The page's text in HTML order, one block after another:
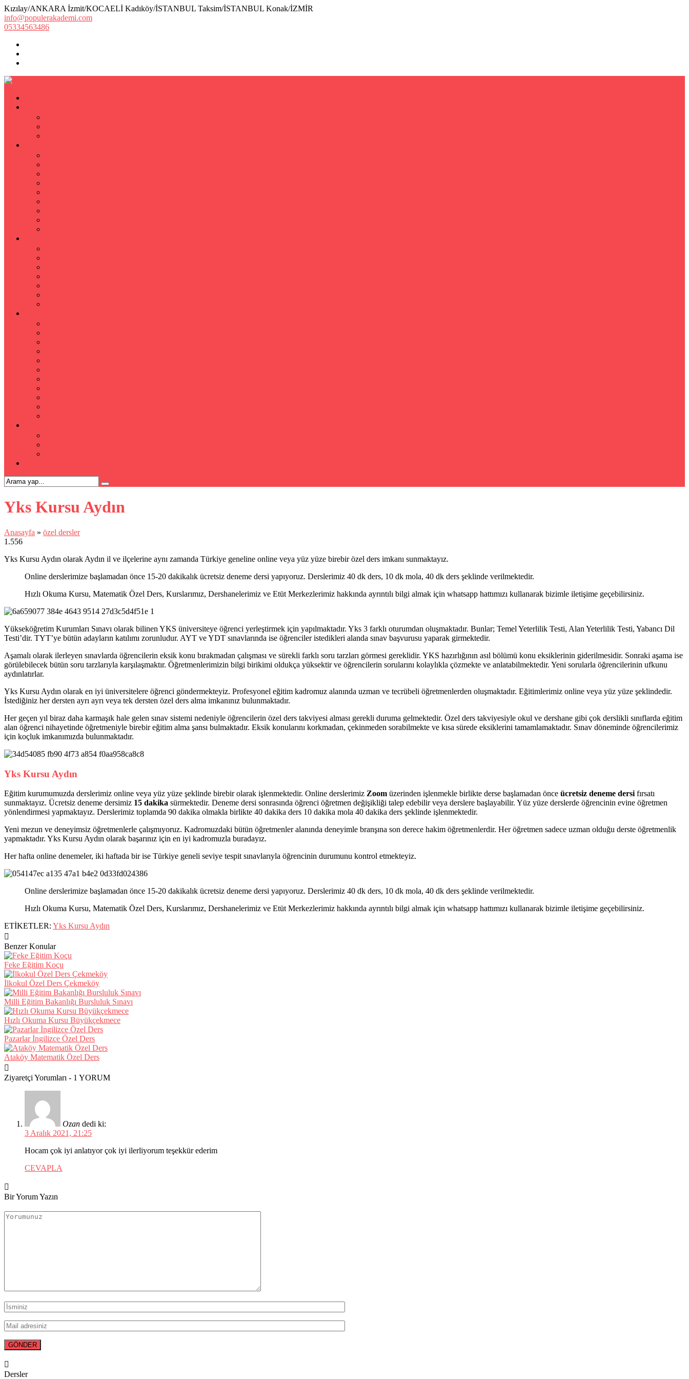
Kızılay/ANKARA İzmit/KOCAELİ Kadıköy/İSTANBUL Taksim/İSTANBUL Konak/İZMİR
info@populerakademi.com
05334563486
Yks Kursu Aydın
Anasayfa » özel dersler
1.556
Yks Kursu Aydın olarak Aydın il ve ilçelerine aynı zamanda Türkiye geneline online veya yüz yüze birebir özel ders imkanı sunmaktayız.
Online derslerimize başlamadan önce 15-20 dakikalık ücretsiz deneme dersi yapıyoruz. Derslerimiz 40 dk ders, 10 dk mola, 40 dk ders şeklinde verilmektedir.
Hızlı Okuma Kursu, Matematik Özel Ders, Kurslarımız, Dershanelerimiz ve Etüt Merkezlerimiz hakkında ayrıntılı bilgi almak için whatsapp hattımızı kullanarak bizimle iletişime geçebilirsiniz.
Yükseköğretim Kurumları Sınavı olarak bilinen YKS üniversiteye öğrenci yerleştirmek için yapılmaktadır. Yks 3 farklı oturumdan oluşmaktadır. Bunlar; Temel Yeterlilik Testi, Alan Yeterlilik Testi, Yabancı Dil
Testi’dir. TYT’ye bütün adayların katılımı zorunludur. AYT ve YDT sınavlarında ise öğrenciler istedikleri alanda sınav başvurusu yaparak girmektedir.
Aşamalı olarak ilerleyen sınavlarda öğrencilerin eksik konu bırakmadan çalışması ve sürekli farklı soru tarzları görmesi gereklidir. YKS hazırlığının asıl bölümü konu eksiklerinin giderilmesidir. Sonraki aşama ise
görülebilecek bütün soru tarzlarıyla karşılaşmaktır. Öğretmenlerimizin bilgi birikimi oldukça yüksektir ve öğrencilerin sorularını kolaylıkla çözmekte ve anlatabilmektedir. Yeni sorularla öğrencilerinin ufkunu
aydınlatırlar.
Yks Kursu Aydın olarak en iyi üniversitelere öğrenci göndermekteyiz. Profesyonel eğitim kadromuz alanında uzman ve tecrübeli öğretmenlerden oluşmaktadır. Eğitimlerimiz online veya yüz yüze şeklindedir.
İstediğiniz her dersten ayrı ayrı veya tek dersten özel ders alma imkanınız bulunmaktadır.
Her geçen yıl biraz daha karmaşık hale gelen sınav sistemi nedeniyle öğrencilerin özel ders takviyesi alması gerekli duruma gelmektedir. Özel ders takviyesiyle okul ve dershane gibi çok derslikli sınıflarda eğitim
alan öğrenci nihayetinde öğretmeniyle birebir eğitim alma şansı bulmaktadır. Eksik konularını korkmadan, çekinmeden sorabilmekte ve kısa sürede eksiklerini tamamlamaktadır. Sınav döneminde öğrencilerimiz
için koçluk imkanımızda bulunmaktadır.
Yks Kursu Aydın
Eğitim kurumumuzda derslerimiz online veya yüz yüze şeklinde birebir olarak işlenmektedir. Online derslerimiz Zoom üzerinden işlenmekle birlikte derse başlamadan önce ücretsiz deneme dersi fırsatı
sunmaktayız. Ücretsiz deneme dersimiz 15 dakika sürmektedir. Deneme dersi sonrasında öğrenci öğretmen değişikliği talep edebilir veya derslere başlayabilir. Yüz yüze derslerde öğrencinin evine öğretmen
yönlendirmesi yapmaktayız. Derslerimiz toplamda 90 dakika olmakla birlikte 40 dakika ders 10 dakika mola 40 dakika ders şeklinde işlenmektedir.
Yeni mezun ve deneyimsiz öğretmenlerle çalışmıyoruz. Kadromuzdaki bütün öğretmenler alanında deneyimle branşına son derece hakim öğretmenlerdir. Her öğretmen sadece uzman olduğu derste öğretmenlik
yapmaktadır. Yks Kursu Aydın olarak başarınız için en iyi kadromuzla buradayız.
Her hafta online denemeler, iki haftada bir ise Türkiye geneli seviye tespit sınavlarıyla öğrencinin durumunu kontrol etmekteyiz.
Online derslerimize başlamadan önce 15-20 dakikalık ücretsiz deneme dersi yapıyoruz. Derslerimiz 40 dk ders, 10 dk mola, 40 dk ders şeklinde verilmektedir.
Hızlı Okuma Kursu, Matematik Özel Ders, Kurslarımız, Dershanelerimiz ve Etüt Merkezlerimiz hakkında ayrıntılı bilgi almak için whatsapp hattımızı kullanarak bizimle iletişime geçebilirsiniz.
ETİKETLER: Yks Kursu Aydın
Benzer Konular
Feke Eğitim Koçu
İlkokul Özel Ders Çekmeköy
Milli Eğitim Bakanlığı Bursluluk Sınavı
Hızlı Okuma Kursu Büyükçekmece
Pazarlar İngilizce Özel Ders
Ataköy Matematik Özel Ders
Ziyaretçi Yorumları - 1 YORUM
Ozan dedi ki:
3 Aralık 2021, 21:25
Hocam çok iyi anlatıyor çok iyi ilerliyorum teşekkür ederim
CEVAPLA
Bir Yorum Yazın
Dersler